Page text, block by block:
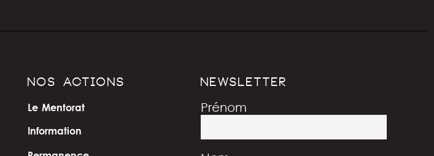
NOS ACTIONS
Le Mentorat
Information
NEWSLETTER
Prénom